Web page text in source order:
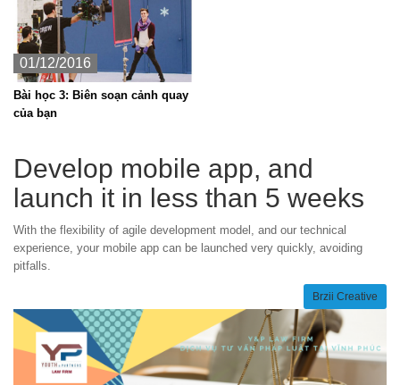
01/12/2016
Bài học 3: Biên soạn cảnh quay
của bạn
Develop mobile app, and
launch it in less than 5 weeks
With the flexibility of agile development model, and our technical
experience, your mobile app can be launched very quickly, avoiding
pitfalls.
Brzii Creative